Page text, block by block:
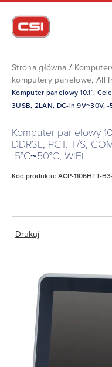
Strona główna /
komputery panelowe, All
Komputer panelowy 10.1″,
3USB, 2LAN, DC-in 9V~30V, -
Komputer panelowy
DDR3L, PCT. T/S,
-5°C~50°C, WiFi
Kod produktu: ACP-1106HTT-
Drukuj